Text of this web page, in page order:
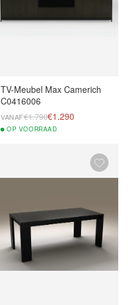
TV-Meubel Max Camerich
C0416006
VANAF€1.790€1.290
OP VOORRAAD